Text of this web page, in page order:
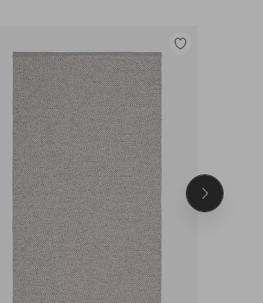
Legg
Neste